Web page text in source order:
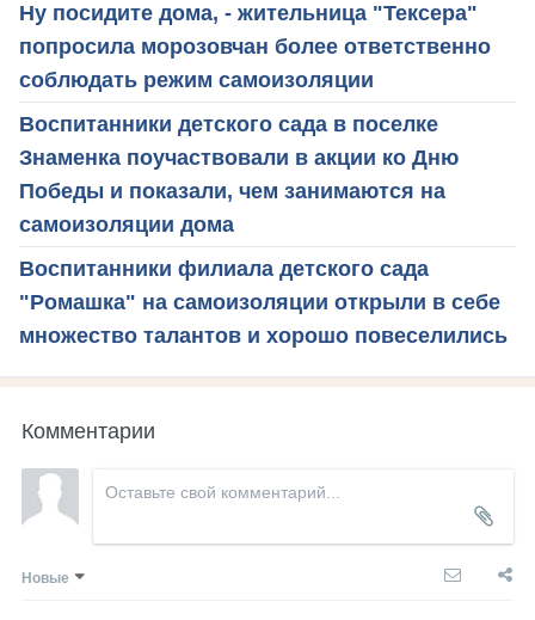
Ну посидите дома, - жительница "Тексера"
попросила морозовчан более ответственно
соблюдать режим самоизоляции
Воспитанники детского сада в поселке
Знаменка поучаствовали в акции ко Дню
Победы и показали, чем занимаются на
самоизоляции дома
Воспитанники филиала детского сада
"Ромашка" на самоизоляции открыли в себе
множество талантов и хорошо повеселились
Комментарии
Новые